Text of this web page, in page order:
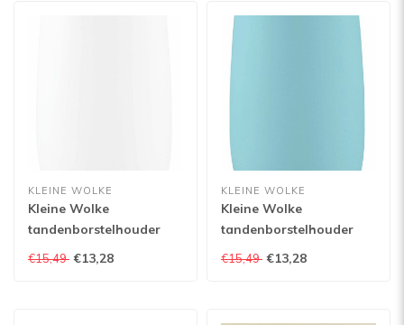
KLEINE WOLKE
Kleine Wolke
tandenborstelhouder
Daily
€15,49 €13,28
KLEINE WOLKE
Kleine Wolke
tandenborstelhouder
Daily
€15,49 €13,28